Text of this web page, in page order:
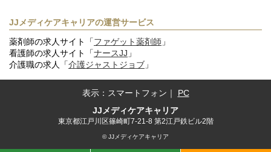
JJメディケアキャリアの運営サービス
薬剤師の求人サイト「ファゲット薬剤師 」
看護師の求人サイト「ナースJJ 」
介護職の求人「介護ジャストジョブ 」
表示： スマートフォン ｜ PC
JJメディケアキャリア
東京都江戸川区篠崎町7-21-8 第2江戸鉄ビル2階
© JJメディケアキャリア